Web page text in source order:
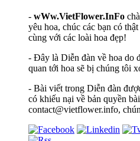
- wWw.VietFlower.InFo
yêu hoa, chúc các bạn có
cùng với các loài hoa đẹp!
- Đây là Diễn đàn về hoa do
quan tới hoa sẽ bị chúng tôi
- Bài viết trong Diễn đàn
có khiếu nại về bản quyền
contact@vietflower.info,